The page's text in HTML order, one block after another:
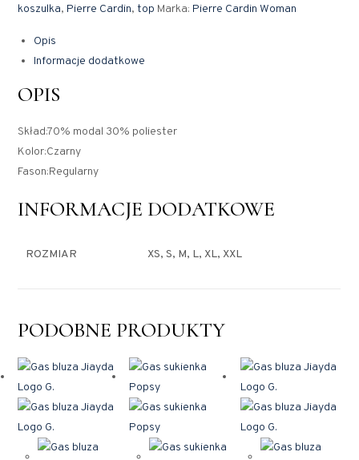
koszulka, Pierre Cardin,top Marka: Pierre Cardin Woman
Opis
Informacje dodatkowe
OPIS
Skład:70% modal 30% poliester
Kolor:Czarny
Fason:Regularny
INFORMACJE DODATKOWE
ROZMIAR XS, S, M, L, XL, XXL
PODOBNE PRODUKTY